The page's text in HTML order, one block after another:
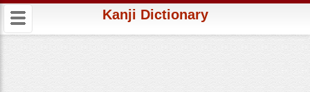
Kanji Dictionary